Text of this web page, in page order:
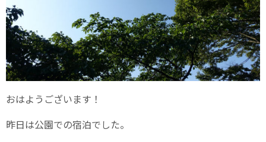
おはようございます！
昨日は公園での宿泊でした。